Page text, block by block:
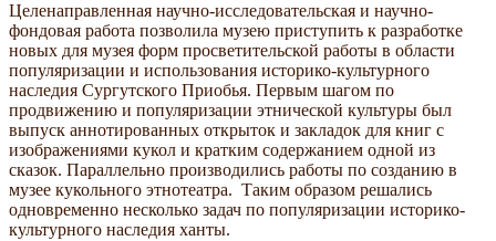
Целенаправленная научно-исследовательская и научно-
фондовая работа позволила музею приступить к разработке
новых для музея форм просветительской работы в области
популяризации и использования историко-культурного
наследия Сургутского Приобья. Первым шагом по
продвижению и популяризации этнической культуры был
выпуск аннотированных открыток и закладок для книг с
изображениями кукол и кратким содержанием одной из
сказок. Параллельно производились работы по созданию в
музее кукольного этнотеатра. Таким образом решались
одновременно несколько задач по популяризации историко-
культурного наследия ханты.